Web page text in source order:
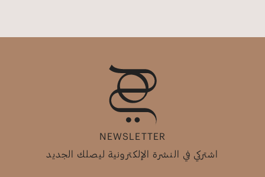
NEWSLETTER
اشتركي في النشرة الإلكترونية ليصلك الجديد